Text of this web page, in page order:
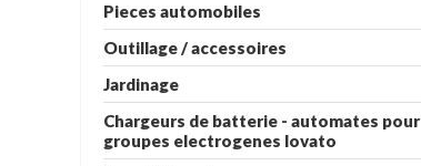
Pieces automobiles
Outillage / accessoires
Jardinage
Chargeurs de batterie - automates pour
groupes electrogenes lovato